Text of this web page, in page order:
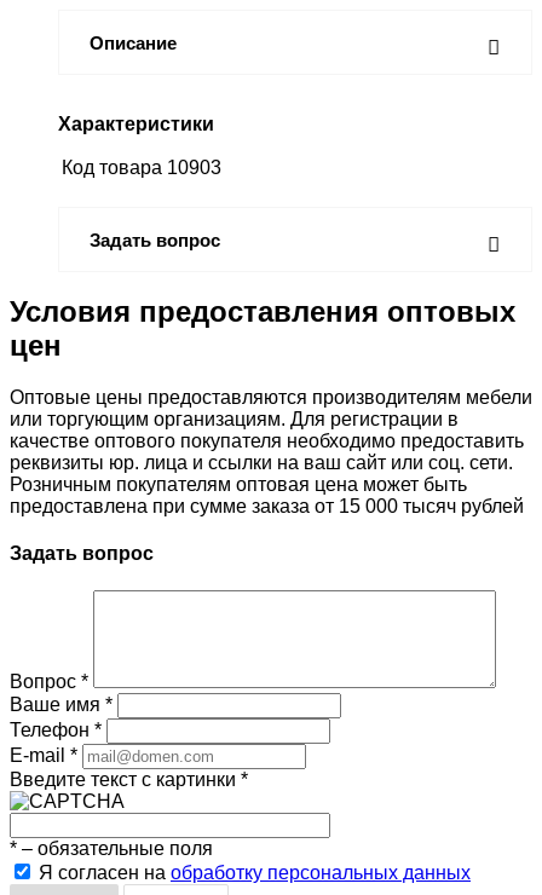
Описание
Характеристики
Код товара 10903
Задать вопрос
Условия предоставления оптовых
цен
Оптовые цены предоставляются производителям мебели
или торгующим организациям. Для регистрации в
качестве оптового покупателя необходимо предоставить
реквизиты юр. лица и ссылки на ваш сайт или соц. сети.
Розничным покупателям оптовая цена может быть
предоставлена при сумме заказа от 15 000 тысяч рублей
Задать вопрос
Вопрос *
Ваше имя *
Телефон *
E-mail *
Введите текст с картинки *
* – обязательные поля
Я согласен на обработку персональных данных